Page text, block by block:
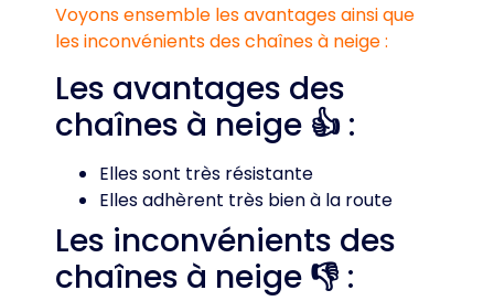
Voyons ensemble les avantages ainsi que
les inconvénients des chaînes à neige :
Les avantages des
chaînes à neige 👍 :
Elles sont très résistante
Elles adhèrent très bien à la route
Les inconvénients des
chaînes à neige 👎 :